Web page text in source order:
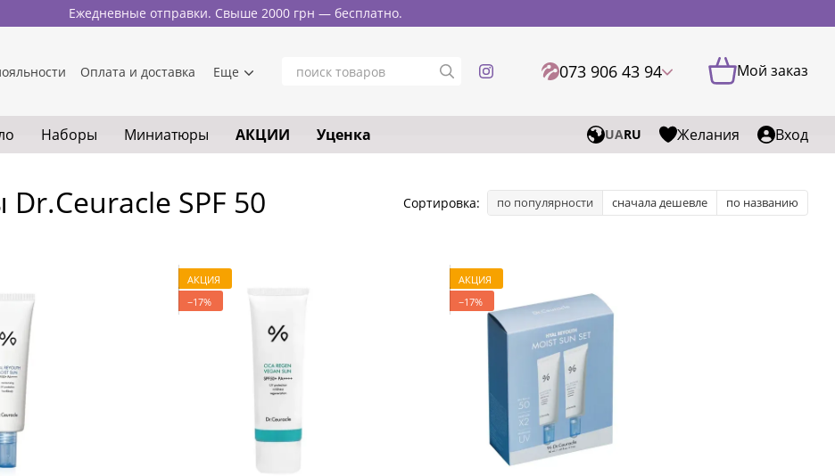
Ежедневные отправки. Свыше 2000 грн — бесплатно.
Оплата и доставка Еще 073 906 43 94 Мой заказ
Наборы Миниатюры АКЦИИ Уценка UARU Желания Вход
SPF 50 Сортировка: по популярности сначала дешевле по названию
АКЦИЯ
−17%
АКЦИЯ
−17%